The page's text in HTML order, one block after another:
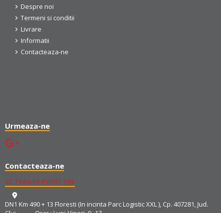
Despre noi
Termeni si conditii
Livrare
Informatii
Contacteaza-ne
Urmeaza-ne
Contacteaza-ne
SC TRAILER POINT SRL
DN1 Km 490 + 13 Floresti (In incinta Parc Logistic XXL ), Cp. 407281, Jud.